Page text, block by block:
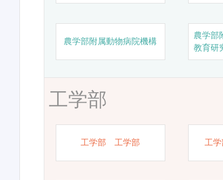
農学部附属動物病院機構
農学部
教育研
工学部
工学部 工学部 工